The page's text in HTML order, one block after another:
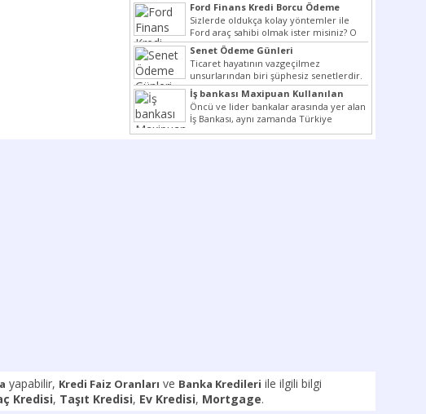
Ford Finans Kredi Borcu Ödeme
Sizlerde oldukça kolay yöntemler ile
Ford araç sahibi olmak ister misiniz? O
halde yazımız ilginizi...
Senet Ödeme Günleri
Ticaret hayatının vazgeçilmez
unsurlarından biri şüphesiz senetlerdir.
Çünkü senetler en çok kullanılan ödeme
araçlarıdır. Taksitler...
İş bankası Maxipuan Kullanılan
Yerler
Öncü ve lider bankalar arasında yer alan
İş Bankası, aynı zamanda Türkiye
Cumhuriyeti’nin ilk milli...
yapabilir, Kredi Faiz Oranları ve Banka Kredileri ile ilgili bilgi
Kredisi, Taşıt Kredisi, Ev Kredisi, Mortgage.